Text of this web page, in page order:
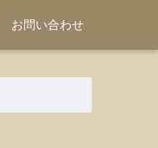
お問い合わせ